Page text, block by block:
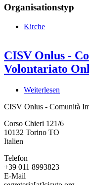
Organisationstyp
Kirche
CISV Onlus -
Volontariato
Weiterlesen
Onlus
Comunità
CISV Onlus - Comunità
Corso Chieri 121/6
10132 Torino TO
Italien
Telefon
+39 011 8993823
E-Mail